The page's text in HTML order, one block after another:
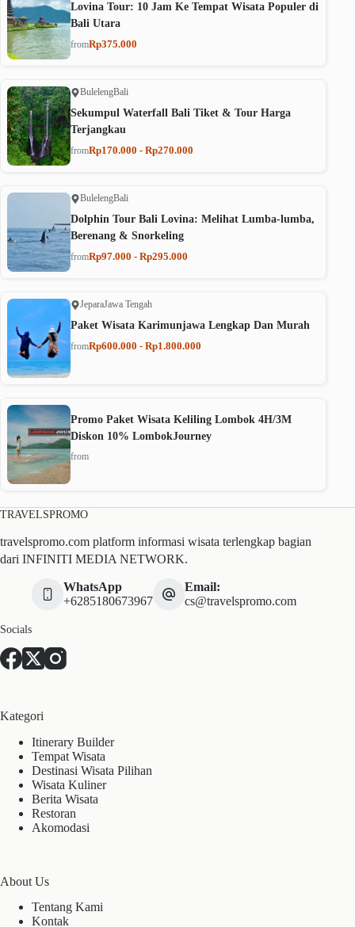
Lovina Tour: 10 Jam Ke Tempat Wisata Populer di
Bali Utara
fromRp375.000
BulelengBali
Sekumpul Waterfall Bali Tiket & Tour Harga
Terjangkau
fromRp170.000 - Rp270.000
BulelengBali
Dolphin Tour Bali Lovina: Melihat Lumba-lumba,
Berenang & Snorkeling
fromRp97.000 - Rp295.000
JeparaJawa Tengah
Paket Wisata Karimunjawa Lengkap Dan Murah
fromRp600.000 - Rp1.800.000
Promo Paket Wisata Keliling Lombok 4H/3M
Diskon 10% LombokJourney
from
TRAVELSPROMO
travelspromo.com platform informasi wisata terlengkap bagian
dari INFINITI MEDIA NETWORK.
WhatsApp
+6285180673967
Email:
cs@travelspromo.com
Socials
Kategori
Itinerary Builder
Tempat Wisata
Destinasi Wisata Pilihan
Wisata Kuliner
Berita Wisata
Restoran
Akomodasi
About Us
Tentang Kami
Kontak